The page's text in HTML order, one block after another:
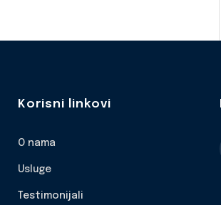
Korisni linkovi
O nama
Usluge
Testimonijali